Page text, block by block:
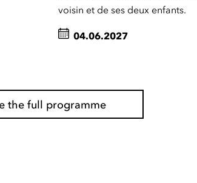
voisin et de ses deux enfants.
04.06.2027
the full programme